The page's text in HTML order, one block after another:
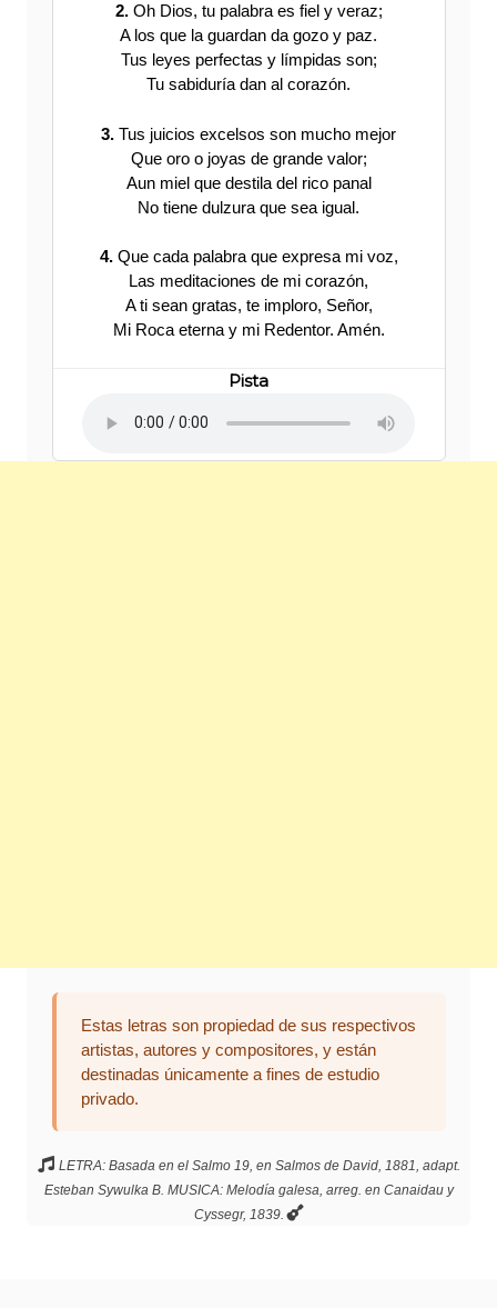
2.Oh Dios, tu palabra es fiel y veraz;
A los que la guardan da gozo y paz.
Tus leyes perfectas y límpidas son;
Tu sabiduría dan al corazón.
3. Tus juicios excelsos son mucho mejor
Que oro o joyas de grande valor;
Aun miel que destila del rico panal
No tiene dulzura que sea igual.
4.Que cada palabra que expresa mi voz,
Las meditaciones de mi corazón,
A ti sean gratas, te imploro, Señor,
Mi Roca eterna y mi Redentor. Amén.
Pista
Estas letras son propiedad de sus respectivos
artistas, autores y compositores, y están
destinadas únicamente a fines de estudio
privado.
LETRA: Basada en el Salmo 19, en Salmos de David, 1881, adapt.
Esteban Sywulka B. MUSICA: Melodía galesa, arreg. en Canaidau y
Cyssegr, 1839.